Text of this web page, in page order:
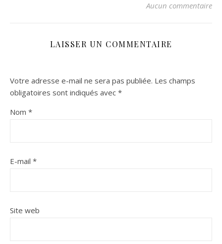
Aucun commentaire
LAISSER UN COMMENTAIRE
Votre adresse e-mail ne sera pas publiée. Les champs
obligatoires sont indiqués avec *
Nom *
E-mail *
Site web